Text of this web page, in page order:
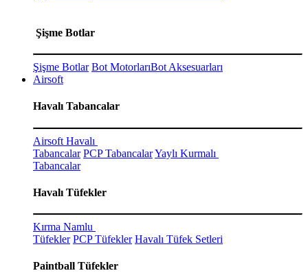
Şişme Botlar
Şişme Botlar Bot MotorlarıBot Aksesuarları
Airsoft
Havalı Tabancalar
Airsoft Havalı
Tabancalar PCP TabancalarYaylı Kurmalı
Tabancalar
Havalı Tüfekler
Kırma Namlu
Tüfekler PCP Tüfekler Havalı Tüfek Setleri
Paintball Tüfekler